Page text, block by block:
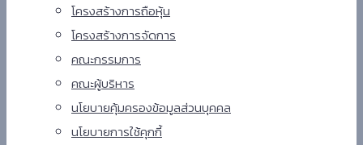
โครงสร้างการถือหุ้น
โครงสร้างการจัดการ
คณะกรรมการ
คณะผู้บริหาร
นโยบายคุ้มครองข้อมูลส่วนบุคคล
นโยบายการใช้คุกกี้